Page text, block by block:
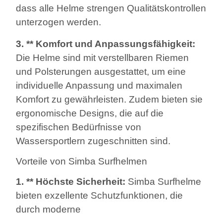
dass alle Helme strengen Qualitätskontrollen
unterzogen werden.
3. ** Komfort und Anpassungsfähigkeit:
Die Helme sind mit verstellbaren Riemen
und Polsterungen ausgestattet, um eine
individuelle Anpassung und maximalen
Komfort zu gewährleisten. Zudem bieten sie
ergonomische Designs, die auf die
spezifischen Bedürfnisse von
Wassersportlern zugeschnitten sind.
Vorteile von Simba Surfhelmen
1. ** Höchste Sicherheit: Simba Surfhelme
bieten exzellente Schutzfunktionen, die
durch moderne